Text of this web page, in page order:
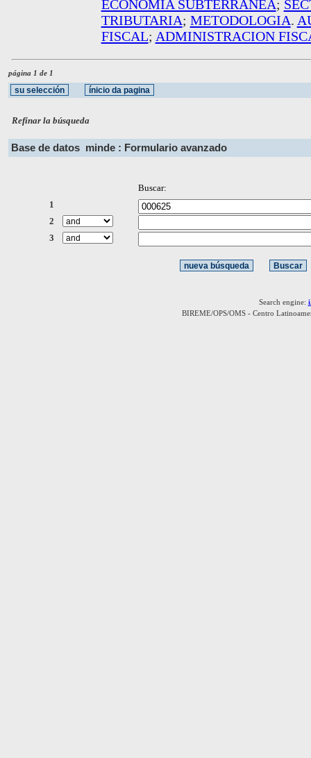
ECONOMIA SUBTERRANEA;
TRIBUTARIA; METODOLOGIA.
FISCAL; ADMINISTRACION
página 1 de 1
Refinar la búsqueda
Base de datos minde : Formulario avanzado
Buscar:
1
2
3
Search engine:
BIREME/OPS/OMS - Centro